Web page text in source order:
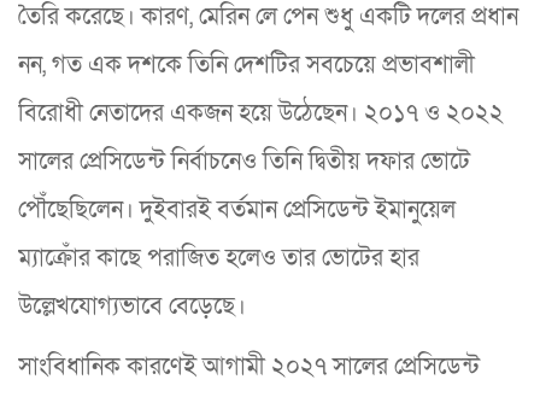
তৈরি করেছে। কারণ, মেরিন লে পেন শুধু একটি দলের প্রধান
নন, গত এক দশকে তিনি দেশটির সবচেয়ে প্রভাবশালী
বিরোধী নেতাদের একজন হয়ে উঠেছেন। ২০১৭ ও ২০২২
সালের প্রেসিডেন্ট নির্বাচনেও তিনি দ্বিতীয় দফার ভোটে
পৌঁছেছিলেন। দুইবারই বর্তমান প্রেসিডেন্ট ইমানুয়েল
ম্যাক্রোঁর কাছে পরাজিত হলেও তার ভোটের হার
উল্লেখযোগ্যভাবে বেড়েছে।
সাংবিধানিক কারণেই আগামী ২০২৭ সালের প্রেসিডেন্ট